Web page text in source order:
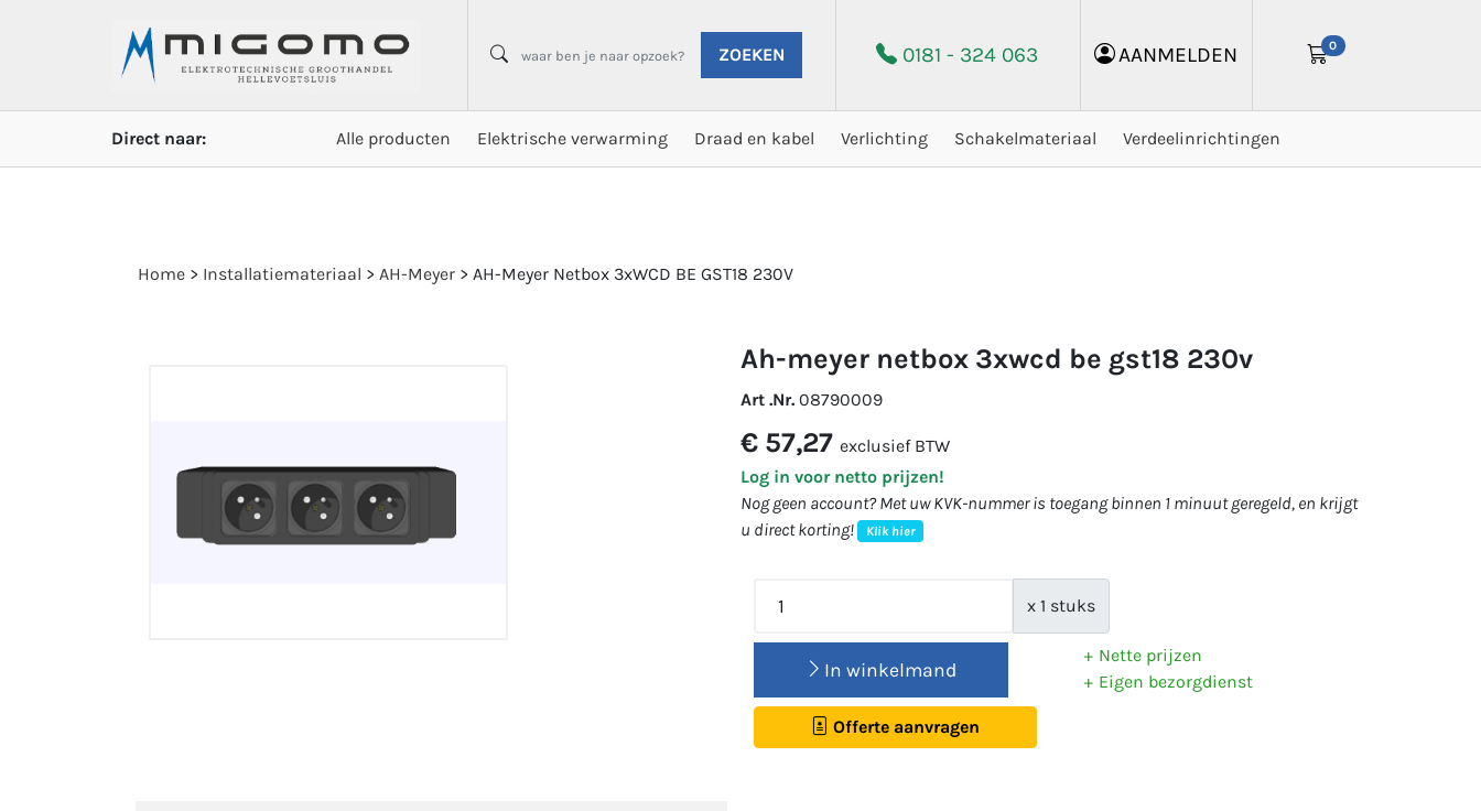
ZOEKEN 0181 - 324 063 AANMELDEN 0
Direct naar: Alle producten Elektrische verwarming Draad en kabel Verlichting Schakelmateriaal Verdeelinrichtingen
Home > Installatiemateriaal > AH-Meyer > AH-Meyer Netbox 3xWCD BE GST18 230V
ah-meyer netbox 3xwcd be gst18 230v
Art .Nr. 08790009
€ 57,27 exclusief BTW
Log in voor netto prijzen!
Nog geen account? Met uw KVK-nummer is toegang binnen 1 minuut geregeld, en krijgt
u direct korting!
Klik hier
x 1 stuks
In winkelmand
Offerte aanvragen
Nette prijzen
Eigen bezorgdienst